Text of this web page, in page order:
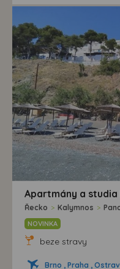
Apartmány a studia
Řecko > Kalymnos >
NOVINKA
beze stravy
Brno , Praha ,